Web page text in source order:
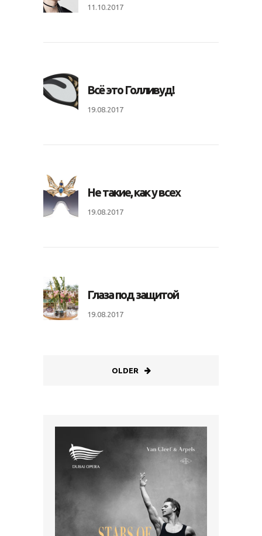
11.10.2017
Всё это Голливуд!
19.08.2017
Не такие, как у всех
19.08.2017
Глаза под защитой
19.08.2017
OLDER